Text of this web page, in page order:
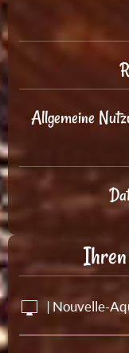
Allgemeine
| Nouvelle-